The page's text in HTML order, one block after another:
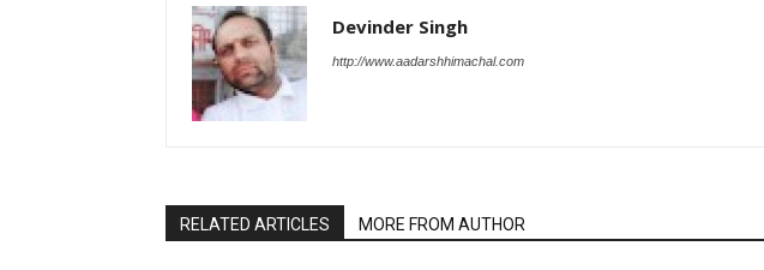
Devinder Singh
http://www.aadarshhimachal.com
RELATED ARTICLES MORE FROM AUTHOR